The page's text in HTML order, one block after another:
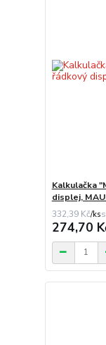
Kalkulačka
displej,
332,39 Kč/ks
274,70